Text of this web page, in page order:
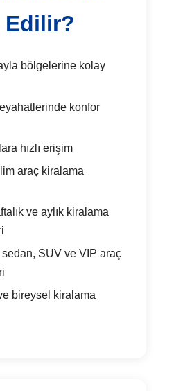
Edilir?
bölgelerine kolay
konfor
hızlı erişim
araç kiralama
ve aylık kiralama
SUV ve VIP araç
bireysel kiralama